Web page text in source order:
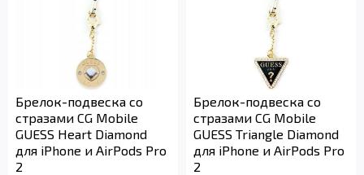
Брелок-подвеска со
стразами CG Mobile
GUESS Heart Diamond
для iPhone и AirPods Pro
2
Брелок-подвеска со
стразами CG Mobile
GUESS Triangle Diamond
для iPhone и AirPods Pro
2